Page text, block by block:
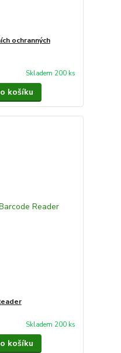
ochranných
Skladem 200 ks
košíku
Skladem 200 ks
košíku